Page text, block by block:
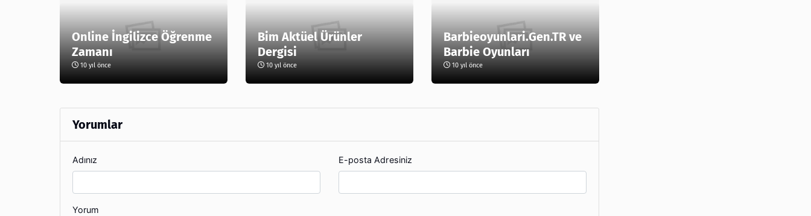
Online İngilizce Öğrenme
Zamanı
10 yıl önce
Bim Aktüel Ürünler
Dergisi
10 yıl önce
Barbieoyunlari.Gen.TR ve
Barbie Oyunları
10 yıl önce
Yorumlar
Adınız E-posta Adresiniz
Yorum